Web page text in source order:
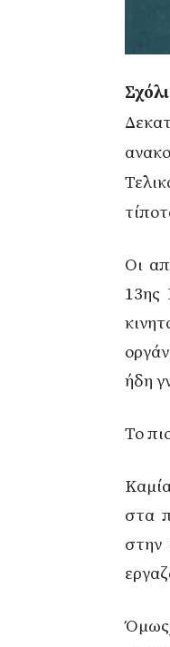
Οι
13ης
ήδη
Το
στα
στην